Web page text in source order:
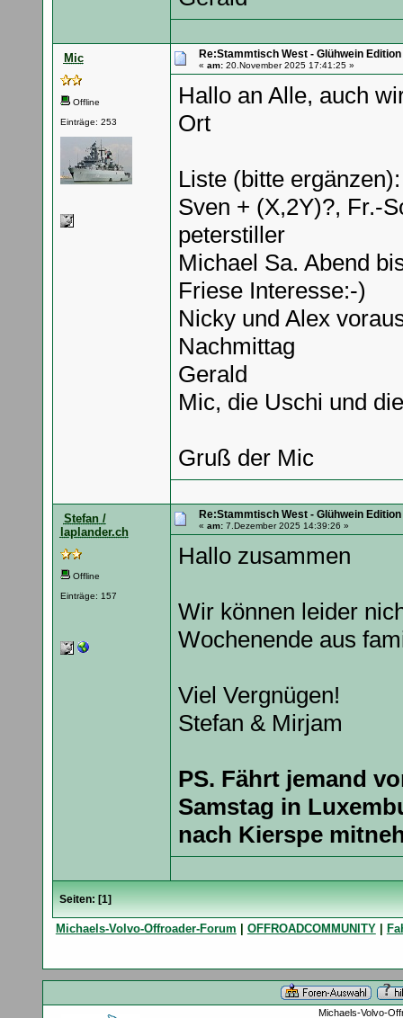
Mic
Offline
Einträge: 253
Re:Stammtisch West - Glühwein
« am:20.November 2025 17:41:25 »
Hallo an Alle, auch
Ort
Liste (bitte ergänzen):
Sven + (X,2Y)?, Fr.-
peterstiller
Michael Sa. Abend
Friese Interesse:-)
Nicky und Alex
Nachmittag
Gerald
Mic, die Uschi und
Gruß der Mic
Stefan /
laplander.ch
Offline
Einträge: 157
Re:Stammtisch West - Glühwein
« am:7.Dezember 2025 14:39:26 »
Hallo zusammen
Wir können leider
Wochenende aus
Viel Vergnügen!
Stefan & Mirjam
PS. Fährt jemand
Samstag in
nach Kierspe
Seiten: [1]
Michaels-Volvo-Offroader-Forum OFFROADCOMMUNITY|
Michaels-Volvo-